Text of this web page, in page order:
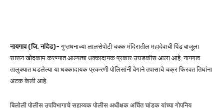
नायगाव (जि. नांदेड)- गुप्तधनाच्या लालसेपोटी चक्क मंदिरातील महादेवाची पिंड बाजूला
सारून खोदकाम करण्यात आल्याचा धक्कादायक प्रकार उघडकीस आला आहे. नायगाव
तालुक्यात घडलेल्या या धक्कादायक प्रकरणी पोलिसांनी वेगाने तपासाचे चक्र फिरवत तिघांना
अटक केली आहे.
बिलोली पोलीस उपविभागाचे सहाय्यक पोलीस अधीक्षक अर्चित चांडक यांच्या गोपनिय